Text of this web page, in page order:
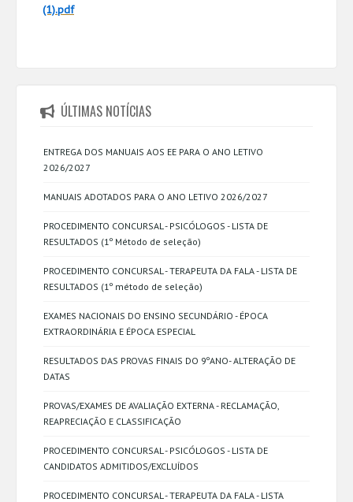
(1).pdf
ÚLTIMAS NOTÍCIAS
ENTREGA DOS MANUAIS AOS EE PARA O ANO LETIVO
2026/2027
MANUAIS ADOTADOS PARA O ANO LETIVO 2026/2027
PROCEDIMENTO CONCURSAL - PSICÓLOGOS - LISTA DE
RESULTADOS (1º Método de seleção)
PROCEDIMENTO CONCURSAL - TERAPEUTA DA FALA - LISTA DE
RESULTADOS (1º método de seleção)
EXAMES NACIONAIS DO ENSINO SECUNDÁRIO - ÉPOCA
EXTRAORDINÁRIA E ÉPOCA ESPECIAL
RESULTADOS DAS PROVAS FINAIS DO 9ºANO- ALTERAÇÃO DE
DATAS
PROVAS/EXAMES DE AVALIAÇÃO EXTERNA - RECLAMAÇÃO,
REAPRECIAÇÃO E CLASSIFICAÇÃO
PROCEDIMENTO CONCURSAL - PSICÓLOGOS - LISTA DE
CANDIDATOS ADMITIDOS/EXCLUÍDOS
PROCEDIMENTO CONCURSAL - TERAPEUTA DA FALA - LISTA